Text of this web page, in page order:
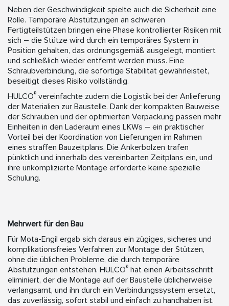
Neben der Geschwindigkeit spielte auch die Sicherheit eine
Rolle. Temporäre Abstützungen an schweren
Fertigteilstützen bringen eine Phase kontrollierter Risiken mit
sich – die Stütze wird durch ein temporäres System in
Position gehalten, das ordnungsgemäß ausgelegt, montiert
und schließlich wieder entfernt werden muss. Eine
Schraubverbindung, die sofortige Stabilität gewährleistet,
beseitigt dieses Risiko vollständig.
HULCO® vereinfachte zudem die Logistik bei der Anlieferung
der Materialien zur Baustelle. Dank der kompakten Bauweise
der Schrauben und der optimierten Verpackung passen mehr
Einheiten in den Laderaum eines LKWs – ein praktischer
Vorteil bei der Koordination von Lieferungen im Rahmen
eines straffen Bauzeitplans. Die Ankerbolzen trafen
pünktlich und innerhalb des vereinbarten Zeitplans ein, und
ihre unkomplizierte Montage erforderte keine spezielle
Schulung.
Mehrwert für den Bau
Für Mota-Engil ergab sich daraus ein zügiges, sicheres und
komplikationsfreies Verfahren zur Montage der Stützen,
ohne die üblichen Probleme, die durch temporäre
Abstützungen entstehen. HULCO® hat einen Arbeitsschritt
eliminiert, der die Montage auf der Baustelle üblicherweise
verlangsamt, und ihn durch ein Verbindungssystem ersetzt,
das zuverlässig, sofort stabil und einfach zu handhaben ist.